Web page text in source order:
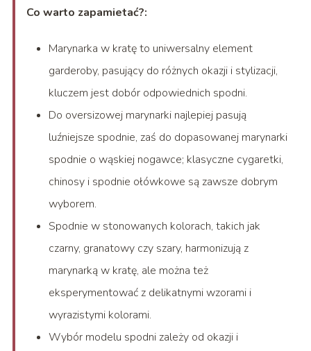
Co warto zapamietać?:
Marynarka w kratę to uniwersalny element
garderoby, pasujący do różnych okazji i stylizacji,
kluczem jest dobór odpowiednich spodni.
Do oversizowej marynarki najlepiej pasują
luźniejsze spodnie, zaś do dopasowanej marynarki
spodnie o wąskiej nogawce; klasyczne cygaretki,
chinosy i spodnie ołówkowe są zawsze dobrym
wyborem.
Spodnie w stonowanych kolorach, takich jak
czarny, granatowy czy szary, harmonizują z
marynarką w kratę, ale można też
eksperymentować z delikatnymi wzorami i
wyrazistymi kolorami.
Wybór modelu spodni zależy od okazji i